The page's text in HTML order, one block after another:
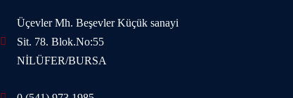
Üçevler Mh. Beşevler Küçük sanayi
Sit. 78. Blok.No:55
NİLÜFER/BURSA